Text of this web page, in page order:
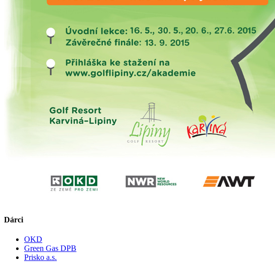
Dárci
OKD
Green Gas DPB
Prisko a.s.